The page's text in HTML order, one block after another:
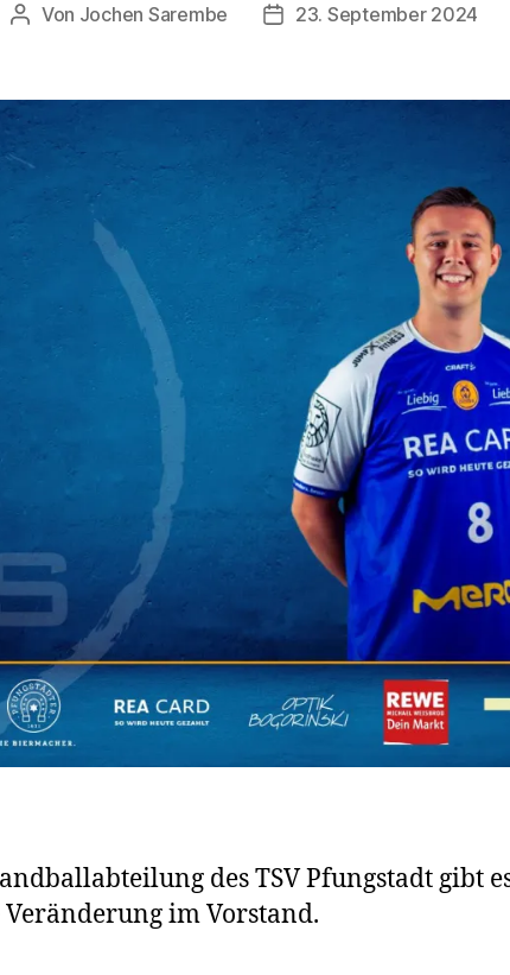
Beitragsautor
Von Jochen Sarembe Veröffentlichungsdatum
23. September 2024
des TSV Pfungstadt gibt
im Vorstand.